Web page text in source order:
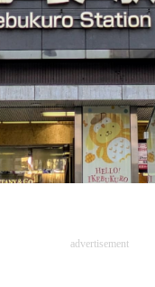
advertisement